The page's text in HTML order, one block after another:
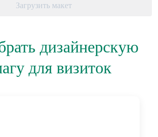
Загрузить макет
дизайнерскую
для визиток